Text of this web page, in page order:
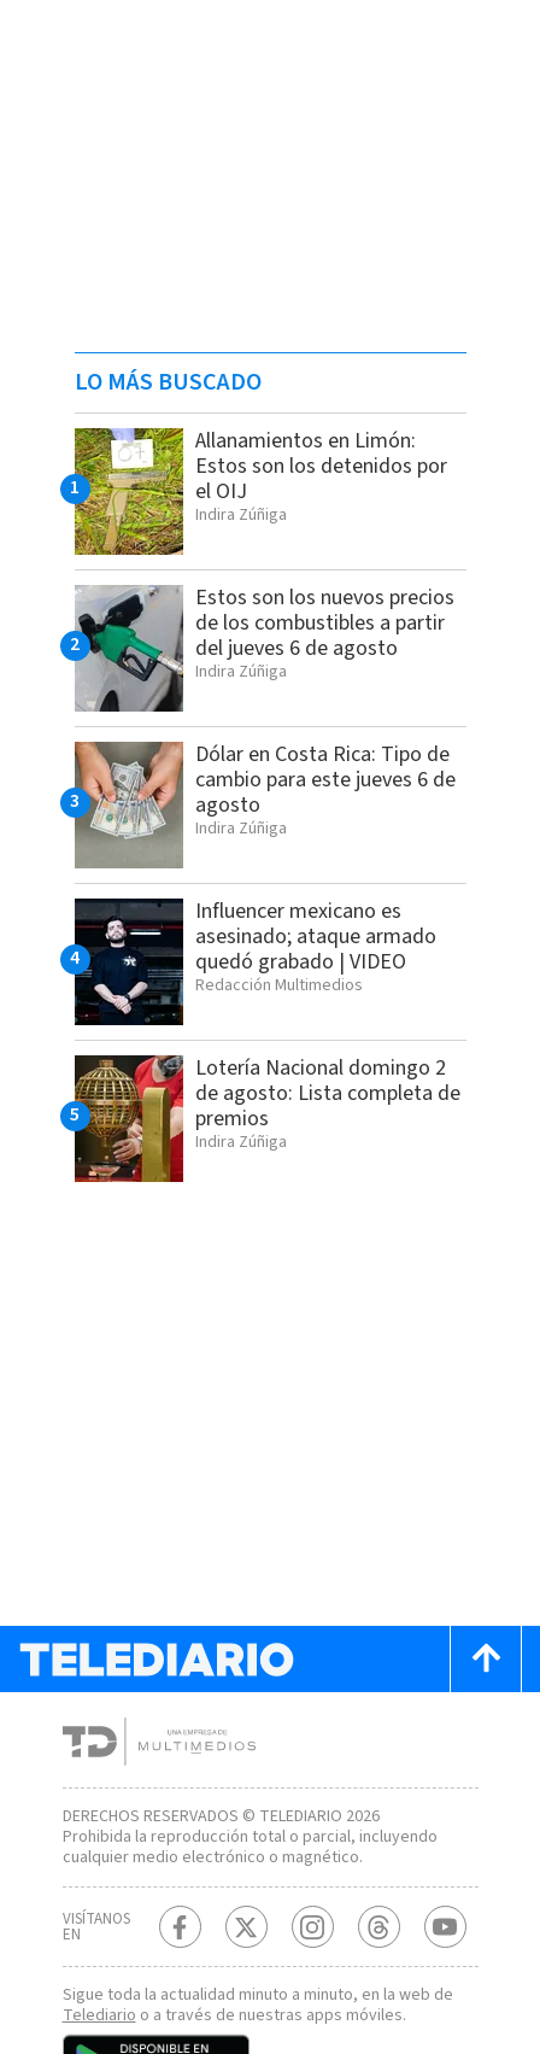
LO MÁS BUSCADO
Allanamientos en Limón:
Estos son los detenidos por
el OIJ
Indira Zúñiga
Estos son los nuevos precios
de los combustibles a partir
del jueves 6 de agosto
Indira Zúñiga
Dólar en Costa Rica: Tipo de
cambio para este jueves 6 de
agosto
Indira Zúñiga
Influencer mexicano es
asesinado; ataque armado
quedó grabado | VIDEO
Redacción Multimedios
Lotería Nacional domingo 2
de agosto: Lista completa de
premios
Indira Zúñiga
DERECHOS RESERVADOS © TELEDIARIO 2026
Prohibida la reproducción total o parcial, incluyendo
cualquier medio electrónico o magnético.
VISÍTANOS
EN
Sigue toda la actualidad minuto a minuto, en la web de
Telediarioo a través de nuestras apps móviles.